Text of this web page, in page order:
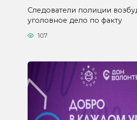
Следователи полиции
уголовное дело по факту
107